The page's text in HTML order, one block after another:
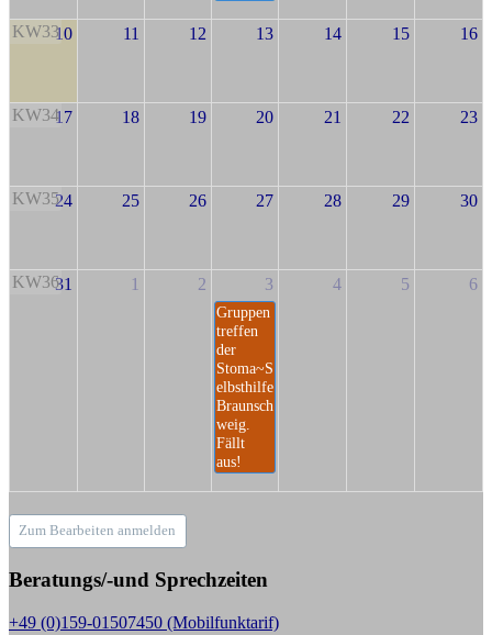
KW3310 11 12 13 14 15 16
KW3417 18 19 20 21 22 23
KW3524 25 26 27 28 29 30
KW3631 1 2 3
Gruppen
treffen
der
Stoma~S
elbsthilfe
Braunsch
weig.
Fällt
aus!
4 5 6
Zum Bearbeiten anmelden
Beratungs/-und Sprechzeiten
+49 (0)159-01507450 (Mobilfunktarif)